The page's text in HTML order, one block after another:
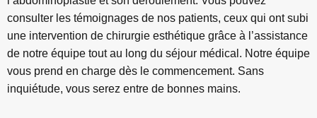
consulter les témoignages de nos patients, ceux qui ont subi
une intervention de chirurgie esthétique grâce à l’assistance
de notre équipe tout au long du séjour médical. Notre équipe
vous prend en charge dès le commencement. Sans
inquiétude, vous serez entre de bonnes mains.